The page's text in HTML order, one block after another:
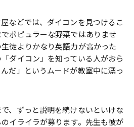
などでは、ダイコンを見つけるこ
ポピュラーな野菜ではありませ
徒よりかなり英語力が高かった
ダイコン」を知っている人がおら
だ」というムードが教室中に漂っ
、ずっと説明を続けないといけな
イライラが募ります。先生も彼が